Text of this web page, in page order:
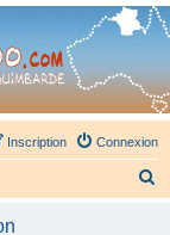
Connexion
Inscription